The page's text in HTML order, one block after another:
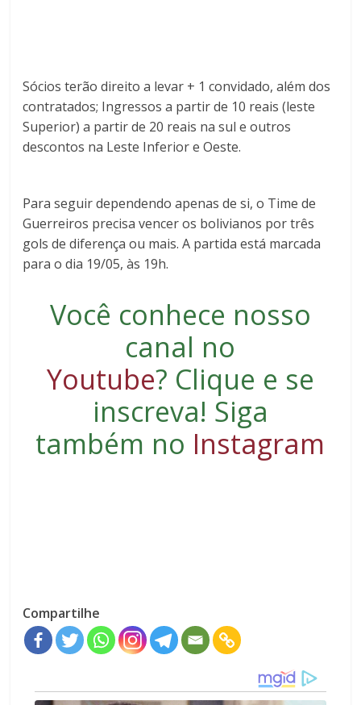
Sócios terão direito a levar + 1 convidado, além dos
contratados; Ingressos a partir de 10 reais (leste
Superior) a partir de 20 reais na sul e outros
descontos na Leste Inferior e Oeste.
Para seguir dependendo apenas de si, o Time de
Guerreiros precisa vencer os bolivianos por três
gols de diferença ou mais. A partida está marcada
para o dia 19/05, às 19h.
Você conhece nosso
canal no
Youtube? Clique e se
inscreva! Siga
também no Instagram
Compartilhe